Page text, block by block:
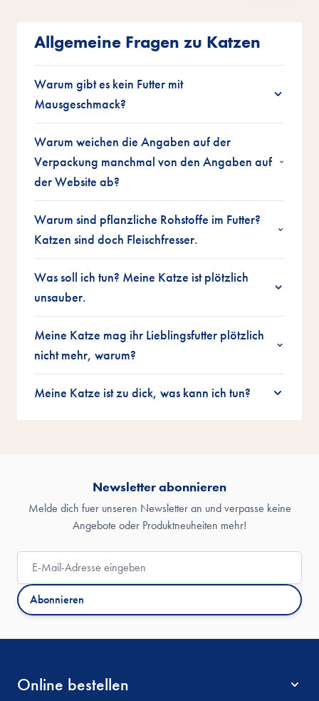
Allgemeine Fragen zu Katzen
Warum gibt es kein Futter mit
Mausgeschmack?
Warum weichen die Angaben auf der
Verpackung manchmal von den Angaben auf
der Website ab?
Warum sind pflanzliche Rohstoffe im Futter?
Katzen sind doch Fleischfresser.
Was soll ich tun? Meine Katze ist plötzlich
unsauber.
Meine Katze mag ihr Lieblingsfutter plötzlich
nicht mehr, warum?
Meine Katze ist zu dick, was kann ich tun?
Newsletter abonnieren
Melde dich fuer unseren Newsletter an und verpasse keine
Angebote oder Produktneuheiten mehr!
E-Mail-Adresse
Abonnieren
Online bestellen